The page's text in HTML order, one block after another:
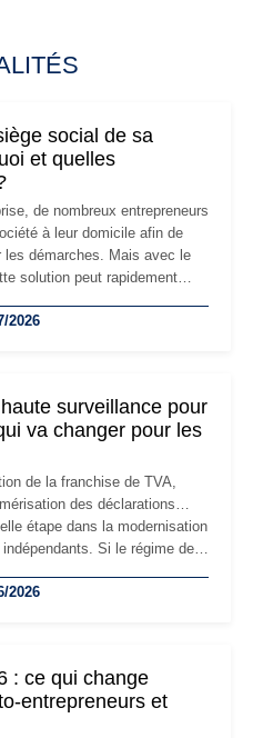
social de sa
et quelles
de nombreux entrepreneurs
à leur domicile afin de
les démarches. Mais avec le
solution peut rapidement
de marque… Le
2026
surveillance pour
va changer pour les
de la franchise de TVA,
des déclarations…
étape dans la modernisation
Si le régime de
à un environnement
2026
: ce qui change
entrepreneurs et